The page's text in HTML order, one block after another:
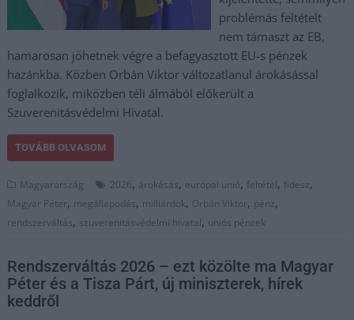
problémás feltételt
nem támaszt az EB,
hamarosan jöhetnek végre a befagyasztott EU-s pénzek
hazánkba. Közben Orbán Viktor változatlanul árokásással
foglalkozik, miközben téli álmából előkerült a
Szuverenitásvédelmi Hivatal.
TOVÁBB OLVASOM
Magyarország 2026, árokásás, európai unió, feltétel, fidesz,
Magyar Péter, megállapodás, milliárdok, Orbán Viktor, pénz,
rendszerváltás, szuverenitásvédelmi hivatal, uniós pénzek
Rendszerváltás 2026 – ezt közölte ma Magyar
Péter és a Tisza Párt, új miniszterek, hírek
keddről